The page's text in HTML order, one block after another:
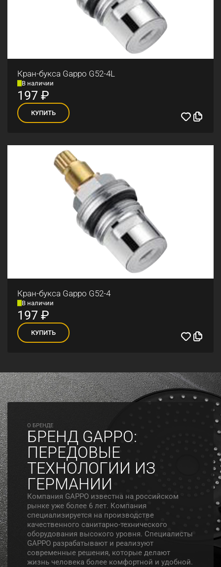
Кран-букса Gappo G52-4L
В наличии
197 ₽
КУПИТЬ
Кран-букса Gappo G52-4
В наличии
197 ₽
КУПИТЬ
O БРЕНДЕ
БРЕНД GAPPO:
ПЕРЕДОВЫЕ
ТЕХНОЛОГИИ ИЗ
ГЕРМАНИИ
Компания GAPPO известна на российском
рынке уже более 6 лет. Компания
специализируется на производстве
качественного санитарно-технического
оборудования высокого уровня. Специалисты
GAPPO разрабатывают и реализуют
современные решения, которые делают
жизнь человека более комфортной и удобной.